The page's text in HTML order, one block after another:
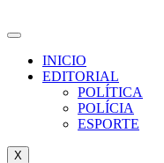
INICIO
EDITORIAL
POLÍTICA
POLÍCIA
ESPORTE
X